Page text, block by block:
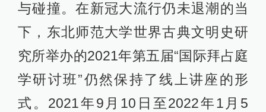
与碰撞。在新冠大流行仍未退潮的当
下，东北师范大学世界古典文明史研
究所举办的2021年第五届“国际拜占庭
学研讨班”仍然保持了线上讲座的形
式。2021年9月10日至2022年1月5